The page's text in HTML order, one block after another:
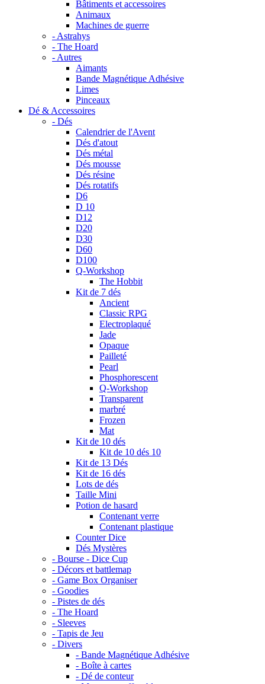
Bâtiments et accessoires
Animaux
Machines de guerre
- Astrahys
- The Hoard
- Autres
Aimants
Bande Magnétique Adhésive
Limes
Pinceaux
Dé & Accessoires
- Dés
Calendrier de l'Avent
Dés d'atout
Dés métal
Dés mousse
Dés résine
Dés rotatifs
D6
D 10
D12
D20
D30
D60
D100
Q-Workshop
The Hobbit
Kit de 7 dés
Ancient
Classic RPG
Electroplaqué
Jade
Opaque
Pailleté
Pearl
Phosphorescent
Q-Workshop
Transparent
marbré
Frozen
Mat
Kit de 10 dés
Kit de 10 dés 10
Kit de 13 Dés
Kit de 16 dés
Lots de dés
Taille Mini
Potion de hasard
Contenant verre
Contenant plastique
Counter Dice
Dés Mystères
- Bourse - Dice Cup
- Décors et battlemap
- Game Box Organiser
- Goodies
- Pistes de dés
- The Hoard
- Sleeves
- Tapis de Jeu
- Divers
- Bande Magnétique Adhésive
- Boîte à cartes
- Dé de conteur